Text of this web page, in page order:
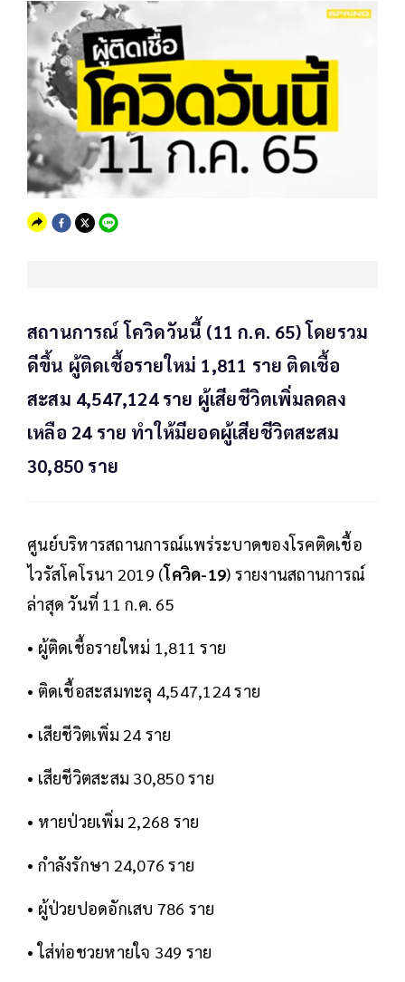
สถานการณ์ โควิดวันนี้ (11 ก.ค. 65) โดยรวม
ดีขึ้น ผู้ติดเชื้อรายใหม่ 1,811 ราย ติดเชื้อ
สะสม 4,547,124 ราย ผู้เสียชีวิตเพิ่มลดลง
เหลือ 24 ราย ทำให้มียอดผู้เสียชีวิตสะสม
30,850 ราย
ศูนย์บริหารสถานการณ์แพร่ระบาดของโรคติดเชื้อ
ไวรัสโคโรนา 2019 (โควิด-19) รายงานสถานการณ์
ล่าสุด วันที่ 11 ก.ค. 65
• ผู้ติดเชื้อรายใหม่ 1,811 ราย
• ติดเชื้อสะสมทะลุ 4,547,124 ราย
• เสียชีวิตเพิ่ม 24 ราย
• เสียชีวิตสะสม 30,850 ราย
• หายป่วยเพิ่ม 2,268 ราย
• กำลังรักษา 24,076 ราย
• ผู้ป่วยปอดอักเสบ 786 ราย
• ใส่ท่อชวยหายใจ 349 ราย